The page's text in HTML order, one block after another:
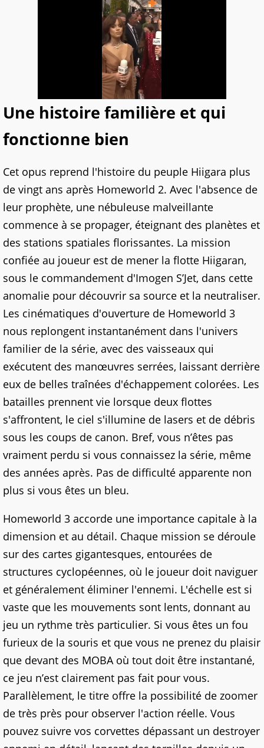
Une histoire familière et qui
fonctionne bien
Cet opus reprend l'histoire du peuple Hiigara plus
de vingt ans après Homeworld 2. Avec l'absence de
leur prophète, une nébuleuse malveillante
commence à se propager, éteignant des planètes et
des stations spatiales florissantes. La mission
confiée au joueur est de mener la flotte Hiigaran,
sous le commandement d'Imogen S’Jet, dans cette
anomalie pour découvrir sa source et la neutraliser.
Les cinématiques d'ouverture de Homeworld 3
nous replongent instantanément dans l'univers
familier de la série, avec des vaisseaux qui
exécutent des manœuvres serrées, laissant derrière
eux de belles traînées d'échappement colorées. Les
batailles prennent vie lorsque deux flottes
s'affrontent, le ciel s'illumine de lasers et de débris
sous les coups de canon. Bref, vous n’êtes pas
vraiment perdu si vous connaissez la série, même
des années après. Pas de difficulté apparente non
plus si vous êtes un bleu.
Homeworld 3 accorde une importance capitale à la
dimension et au détail. Chaque mission se déroule
sur des cartes gigantesques, entourées de
structures cyclopéennes, où le joueur doit naviguer
et généralement éliminer l'ennemi. L'échelle est si
vaste que les mouvements sont lents, donnant au
jeu un rythme très particulier. Si vous êtes un fou
furieux de la souris et que vous ne prenez du plaisir
que devant des MOBA où tout doit être instantané,
ce jeu n’est clairement pas fait pour vous.
Parallèlement, le titre offre la possibilité de zoomer
de très près pour observer l'action réelle. Vous
pouvez suivre vos corvettes dépassant un destroyer